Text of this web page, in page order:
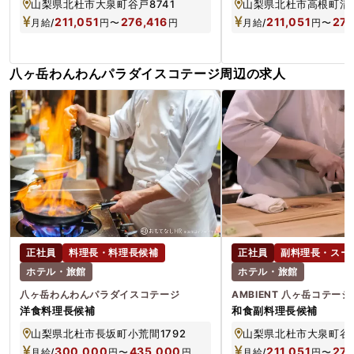
山梨県北杜市大泉町谷戸8741
月給/211,051 円〜276,416 円
山梨県北杜市高根町
月給/211,051 円〜
八ヶ岳わんわんパラダイスコテージ周辺の求人
正社員
料理長・料理長候補
ホテル・旅館
八ヶ岳わんわんパラダイスコテージ
洋食料理長候補
山梨県北杜市長坂町小荒間1792
300,000 435,000
正社員
副料理長・スー
ホテル・旅館
AMBIENT 八ヶ岳コテージ
和食副料理長候補
山梨県北杜市大泉町
211,051